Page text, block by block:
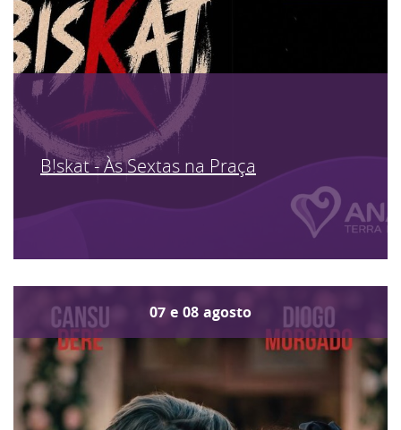
B!skat - Às Sextas na Praça
07 e 08 agosto